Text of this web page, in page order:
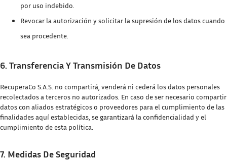
por uso indebido.
Revocar la autorización y solicitar la supresión de los datos cuando
sea procedente.
6. Transferencia Y Transmisión De Datos
RecuperaCo S.A.S. no compartirá, venderá ni cederá los datos personales
recolectados a terceros no autorizados. En caso de ser necesario compartir
datos con aliados estratégicos o proveedores para el cumplimiento de las
finalidades aquí establecidas, se garantizará la confidencialidad y el
cumplimiento de esta política.
7. Medidas De Seguridad